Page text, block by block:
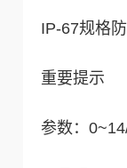
IP-67规格
重要提示
参数：